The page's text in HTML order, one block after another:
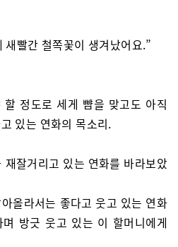
빨간 철쪽꽃이 생겨났어요.”
정도로 세게 뺨을 맞고도 아직
있는 연화의 목소리.
잘거리고 있는 연화를 바라보았
올라서는 좋다고 웃고 있는 연화
방긋 웃고 있는 이 할머니에게